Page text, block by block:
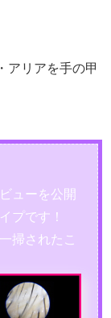
アリアを手の甲
ューを公開
プです！
掃されたこ